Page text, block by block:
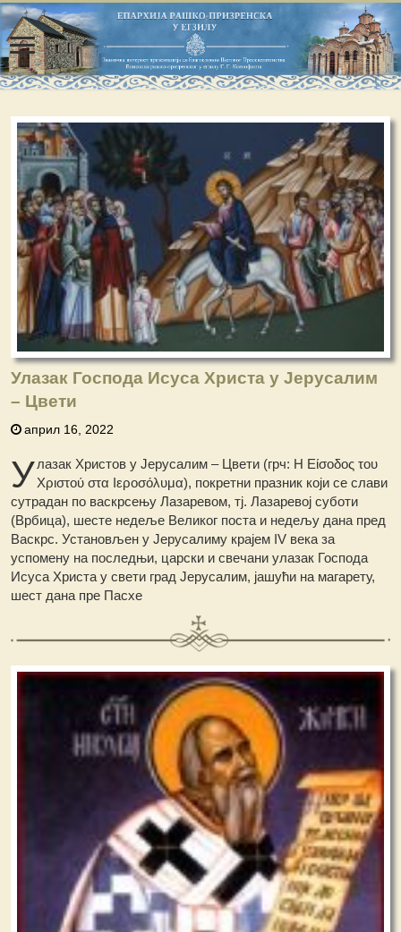
Улазак Господа Исуса Христа у Јерусалим
– Цвети
април 16, 2022
Улазак Христов у Јерусалим – Цвети (грч: Η Είσοδος του
Χριστού στα Ιεροσόλυμα), покретни празник који се слави
сутрадан по васкрсењу Лазаревом, тј. Лазаревој суботи
(Врбица), шесте недеље Великог поста и недељу дана пред
Васкрс. Установљен у Јерусалиму крајем IV века за
успомену на последњи, царски и свечани улазак Господа
Исуса Христа у свети град Јерусалим, јашући на магарету,
шест дана пре Пасхе